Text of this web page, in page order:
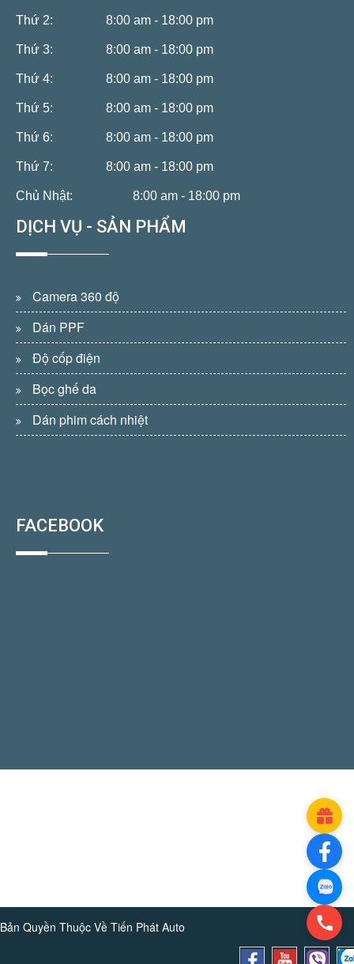
Thứ 2: 8:00 am - 18:00 pm
Thứ 3: 8:00 am - 18:00 pm
Thứ 4: 8:00 am - 18:00 pm
Thứ 5: 8:00 am - 18:00 pm
Thứ 6: 8:00 am - 18:00 pm
Thứ 7: 8:00 am - 18:00 pm
Chủ Nhật: 8:00 am - 18:00 pm
DỊCH VỤ - SẢN PHẨM
Camera 360 độ
Dán PPF
Độ cốp điện
Bọc ghế da
Dán phim cách nhiệt
FACEBOOK
Bản Quyền Thuộc Về Tiến Phát Auto